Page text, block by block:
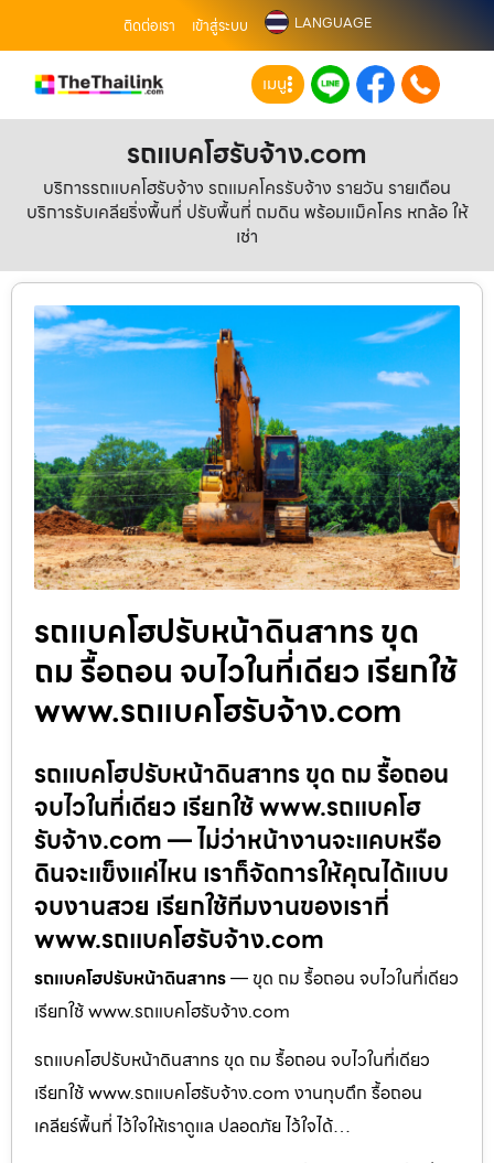
ติดต่อเรา เข้าสู่ระบบ LANGUAGE
เมนู
รถแบคโฮรับจ้าง.com
บริการรถแบคโฮรับจ้าง รถแมคโครรับจ้าง รายวัน รายเดือน
บริการรับเคลียริ่งพื้นที่ ปรับพื้นที่ ถมดิน พร้อมแม็คโคร หกล้อ ให้
เช่า
รถแบคโฮปรับหน้าดินสาทร ขุด
ถม รื้อถอน จบไวในที่เดียว เรียกใช้
www.รถแบคโฮรับจ้าง.com
รถแบคโฮปรับหน้าดินสาทร ขุด ถม รื้อถอน
จบไวในที่เดียว เรียกใช้ www.รถแบคโฮ
รับจ้าง.com — ไม่ว่าหน้างานจะแคบหรือ
ดินจะแข็งแค่ไหน เราก็จัดการให้คุณได้แบบ
จบงานสวย เรียกใช้ทีมงานของเราที่
www.รถแบคโฮรับจ้าง.com
รถแบคโฮปรับหน้าดินสาทร— ขุด ถม รื้อถอน จบไวในที่เดียว
เรียกใช้ www.รถแบคโฮรับจ้าง.com
รถแบคโฮปรับหน้าดินสาทร ขุด ถม รื้อถอน จบไวในที่เดียว
เรียกใช้ www.รถแบคโฮรับจ้าง.com งานทุบตึก รื้อถอน
เคลียร์พื้นที่ ไว้ใจให้เราดูแล ปลอดภัย ไว้ใจได้…